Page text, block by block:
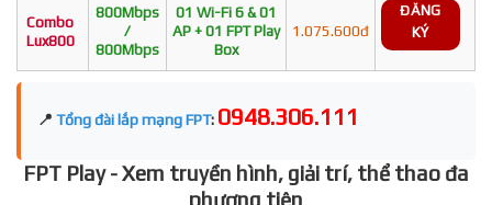
Combo
Lux800
800Mbps
/
800Mbps
01 Wi-Fi 6 & 01
AP + 01 FPT Play
Box
1.075.600đ
ĐĂNG
KÝ
📍 Tổng đài lắp mạng FPT: 0948.306.111
FPT Play - Xem truyền hình, giải trí, thể thao đa
phương tiện